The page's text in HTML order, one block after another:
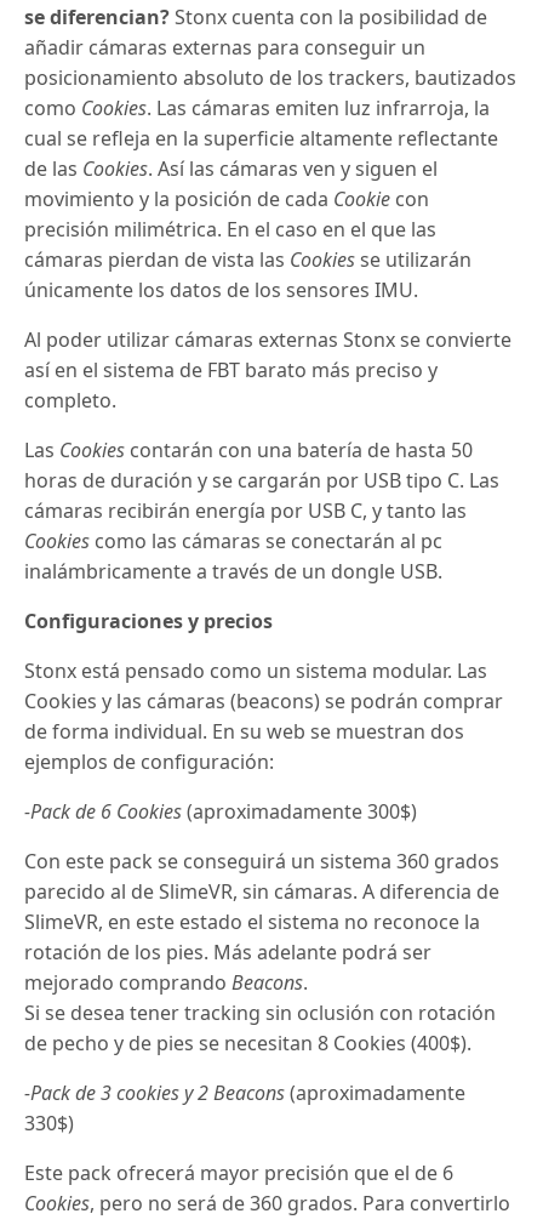
se diferencian?Stonx cuenta con la posibilidad de
añadir cámaras externas para conseguir un
posicionamiento absoluto de los trackers, bautizados
como Cookies. Las cámaras emiten luz infrarroja, la
cual se refleja en la superficie altamente reflectante
de las Cookies. Así las cámaras ven y siguen el
movimiento y la posición de cada Cookie con
precisión milimétrica. En el caso en el que las
cámaras pierdan de vista las Cookiesse utilizarán
únicamente los datos de los sensores IMU.
Al poder utilizar cámaras externas Stonx se convierte
así en el sistema de FBT barato más preciso y
completo.
Las Cookies contarán con una batería de hasta 50
horas de duración y se cargarán por USB tipo C. Las
cámaras recibirán energía por USB C, y tanto las
Cookies como las cámaras se conectarán al pc
inalámbricamente a través de un dongle USB.
Configuraciones y precios
Stonx está pensado como un sistema modular. Las
Cookies y las cámaras (beacons) se podrán comprar
de forma individual. En su web se muestran dos
ejemplos de configuración:
-Pack de 6 Cookies(aproximadamente 300$)
Con este pack se conseguirá un sistema 360 grados
parecido al de SlimeVR, sin cámaras. A diferencia de
SlimeVR, en este estado el sistema no reconoce la
rotación de los pies. Más adelante podrá ser
mejorado comprandoBeacons.
Si se desea tener tracking sin oclusión con rotación
de pecho y de pies se necesitan 8 Cookies (400$).
-Pack de 3 cookies y 2 Beacons(aproximadamente
330$)
Este pack ofrecerá mayor precisión que el de 6
Cookies, pero no será de 360 grados. Para convertirlo